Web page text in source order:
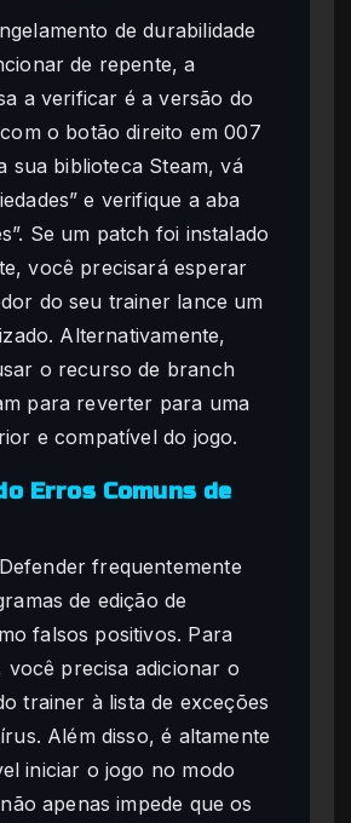
de durabilidade
de repente, a
a verificar é a versão do
o botão direito em 007
sua biblioteca Steam, vá
e verifique a aba
Se um patch foi instalado
você precisará esperar
do seu trainer lance um
Alternativamente,
o recurso de branch
para reverter para uma
e compatível do jogo.
Erros Comuns de
frequentemente
de edição de
falsos positivos. Para
você precisa adicionar o
trainer à lista de exceções
Além disso, é altamente
iniciar o jogo no modo
apenas impede que os